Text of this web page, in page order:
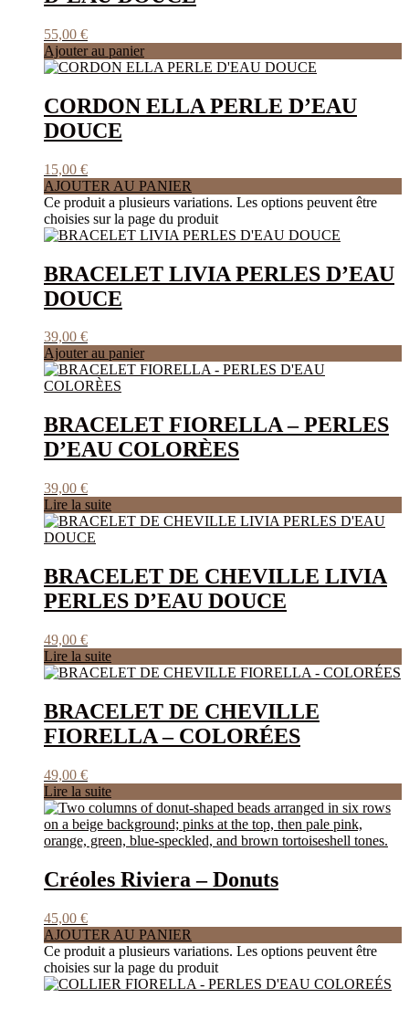
55,00 €
Ajouter au panier
CORDON ELLA PERLE D’EAU
DOUCE
15,00 €
AJOUTER AU PANIER
Ce produit a plusieurs variations. Les options peuvent être
choisies sur la page du produit
BRACELET LIVIA PERLES D’EAU
DOUCE
39,00 €
Ajouter au panier
BRACELET FIORELLA – PERLES
D’EAU COLORÈES
39,00 €
Lire la suite
BRACELET DE CHEVILLE LIVIA
PERLES D’EAU DOUCE
49,00 €
Lire la suite
BRACELET DE CHEVILLE
FIORELLA – COLORÉES
49,00 €
Lire la suite
Créoles Riviera – Donuts
45,00 €
AJOUTER AU PANIER
Ce produit a plusieurs variations. Les options peuvent être
choisies sur la page du produit